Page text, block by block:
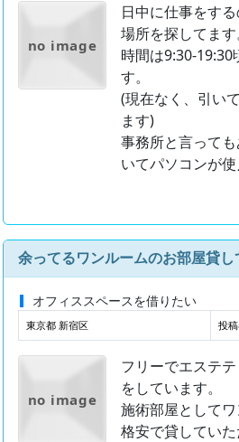
no image
日中に仕事をす
場所を探してます
時間は9:30-
す。
(現在なく、引い
ます)
事務所と言って
いてパソコンが使
オフィススペースを借りたい
東京都 新宿区 投
no image
フリーでエステ
をしています。
施術部屋として
格安で貸してい